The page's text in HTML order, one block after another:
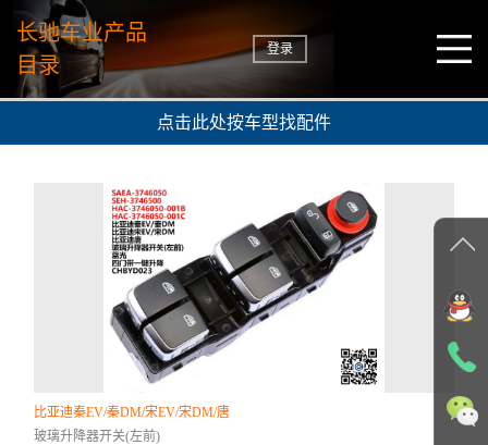
长驰车业产品
目录
登录
点击此处按车型找配件
比亚迪秦EV/秦DM/宋EV/宋DM/唐
玻璃升降器开关(左前)